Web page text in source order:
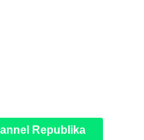
Republika